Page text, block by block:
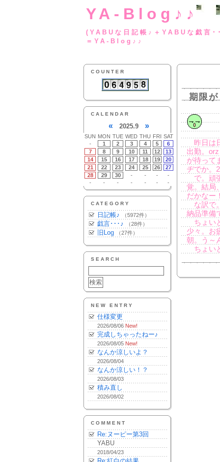
YA-Blog♪♪
(YABUな日記帳♪
＝YA-Blog♪♪
COUNTER
CALENDAR
« 2025.9 »
SUN MON TUE WED THU FRI SAT
-
1 2 3 4 5
6
7
8 9 10 11 12
13
14
15 16 17 18 19
20
21
22 23 24 25 26
27
28
29 30 - - -
-
-
- - - - - -
CATEGORY
日記帳♪ （5972件）
戯言･･･♪ （28件）
旧Log （27件）
SEARCH
NEW ENTRY
仕様変更
2026/08/06 New!
完成しちゃったねー♪
2026/08/05 New!
なんか涼しいよ？
2026/08/04
なんか涼しい！？
2026/08/03
積み直し
2026/08/02
COMMENT
Re:ヌーピー第3回
YABU
2018/04/23
期限が
昨日は
出勤。
が待って
ヂでか。
で。頑
覚。結局
だかなー
な訳で
納品準備
ちょい
少々。お
朝。う～
ちょい